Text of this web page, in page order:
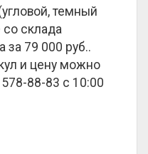
темный
со склада
за 79 000 руб..
и цену можно
88-83 с 10:00